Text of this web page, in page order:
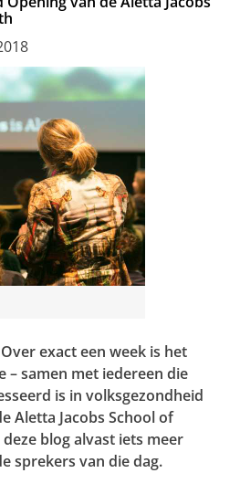
Over exact een week is het
– samen met iedereen die
is in volksgezondheid
Aletta Jacobs School of
blog alvast iets meer
sprekers van die dag.